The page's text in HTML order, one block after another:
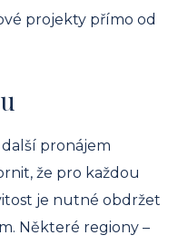
projekty přímo od
pronájem
že pro každou
je nutné obdržet
Některé regiony –